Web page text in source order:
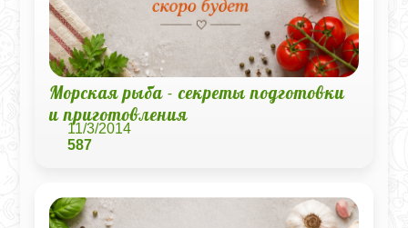
Морская рыба - секреты подготовки
и приготовления
11/3/2014
587